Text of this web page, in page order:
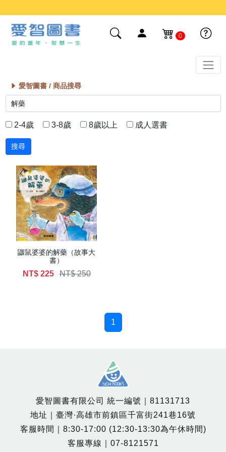
0
愛智圖書 / 商品搜尋
2-4歲 3-8歲 8歲以上 成人選書
搜尋
鼴鼠婆婆的解藥（故事大
書）
NT$ 225 NT$ 250
1
愛智圖書有限公司 統一編號｜81131713
地址｜臺灣·高雄市前鎮區千富街241巷16號
客服時間｜8:30-17:00 (12:30-13:30為午休時間)
客服專線｜07-8121571